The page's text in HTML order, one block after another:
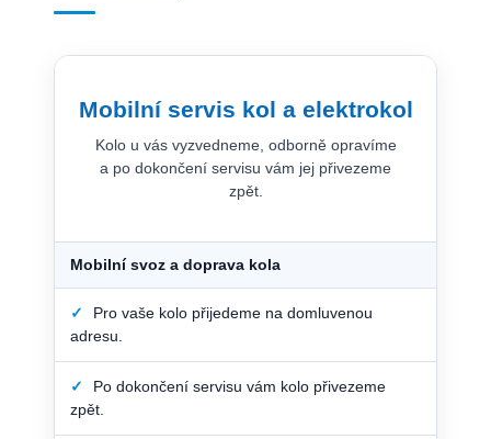
Mobilní servis kol a elektrokol
Kolo u vás vyzvedneme, odborně opravíme
a po dokončení servisu vám jej přivezeme
zpět.
Mobilní svoz a doprava kola
✓
Pro vaše kolo přijedeme na domluvenou
adresu.
✓
Po dokončení servisu vám kolo přivezeme
zpět.